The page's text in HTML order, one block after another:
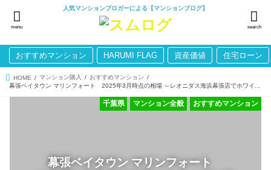
人気マンションブロガーによる【マンションブログ】
search
menu
おすすめマンション HARUMI FLAG 資産価値 住宅ローン
HOME マンション購入
おすすめマンション
幕張ベイタウン マリンフォート
おすすめマンション
マンション全般
千葉県